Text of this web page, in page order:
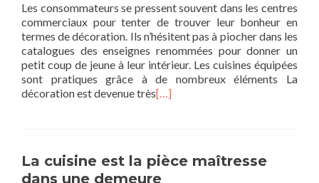
Les consommateurs se pressent souvent dans les centres
commerciaux pour tenter de trouver leur bonheur en
termes de décoration. Ils n’hésitent pas à piocher dans les
catalogues des enseignes renommées pour donner un
petit coup de jeune à leur intérieur. Les cuisines équipées
sont pratiques grâce à de nombreux éléments La
décoration est devenue très[…]
La cuisine est la pièce maîtresse
dans une demeure